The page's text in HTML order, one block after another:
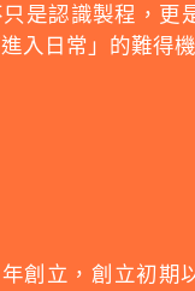
是認識製程，更
入日常」的難得機
年創立，創立初期